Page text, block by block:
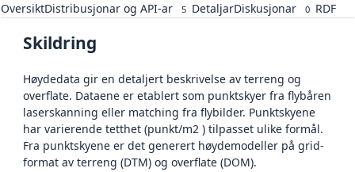
OversiktDistribusjonar og API-ar 5 DetaljarDiskusjonar 0 RDF
Skildring
Høydedata gir en detaljert beskrivelse av terreng og
overflate. Dataene er etablert som punktskyer fra flybåren
laserskanning eller matching fra flybilder. Punktskyene
har varierende tetthet (punkt/m2 ) tilpasset ulike formål.
Fra punktskyene er det generert høydemodeller på grid-
format av terreng (DTM) og overflate (DOM).